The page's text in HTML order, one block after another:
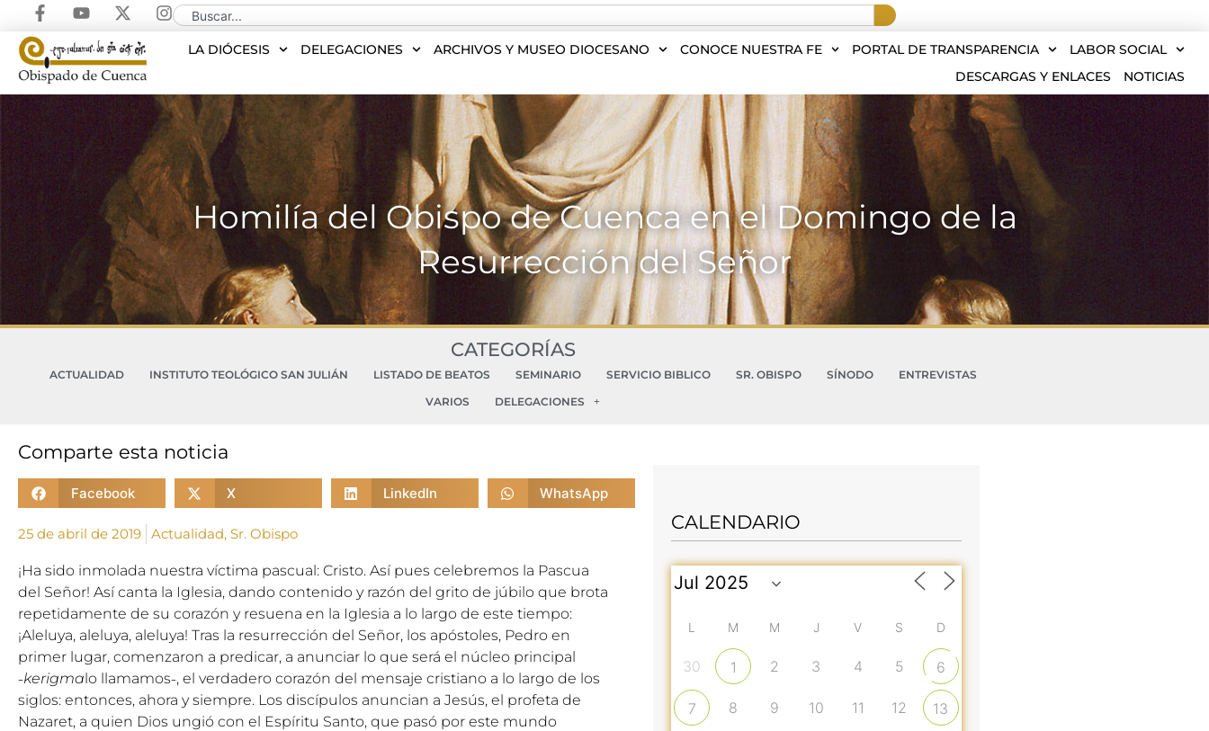
LA DIÓCESIS DELEGACIONES ARCHIVOS Y MUSEO DIOCESANO CONOCE NUESTRA FE PORTAL DE TRANSPARENCIA
LABOR SOCIAL
DESCARGAS Y ENLACES
NOTICIAS
Homilía del Obispo de Cuenca en el Domingo de la
Resurrección del Señor
CATEGORÍAS
ACTUALIDAD INSTITUTO TEOLÓGICO SAN JULIÁN LISTADO DE BEATOS SEMINARIO SERVICIO BIBLICO SR. OBISPO SÍNODO
ENTREVISTAS
VARIOS
DELEGACIONES
Comparte esta noticia
Facebook X LinkedIn WhatsApp
25 de abril de 2019 Actualidad, Sr. Obispo
¡Ha sido inmolada nuestra víctima pascual: Cristo. Así pues celebremos la Pascua
del Señor! Así canta la Iglesia, dando contenido y razón del grito de júbilo que brota
repetidamente de su corazón y resuena en la Iglesia a lo largo de este tiempo:
¡Aleluya, aleluya, aleluya! Tras la resurrección del Señor, los apóstoles, Pedro en
primer lugar, comenzaron a predicar, a anunciar lo que será el núcleo principal
˗kerigmalo llamamos˗, el verdadero corazón del mensaje cristiano a lo largo de los
siglos: entonces, ahora y siempre. Los discípulos anuncian a Jesús, el profeta de
Nazaret, a quien Dios ungió con el Espíritu Santo, que pasó por este mundo
CALENDARIO
L M M J V S D
30 1 2 3 4 5 6
7 8 9 10 11 12 13